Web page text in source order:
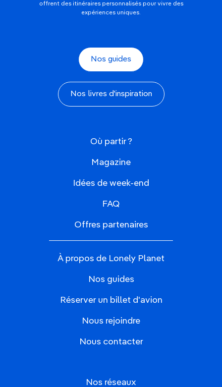
offrent des itinéraires personnalisés pour vivre des
expériences uniques.
Nos guides
Nos livres d'inspiration
Où partir ?
Magazine
Idées de week-end
FAQ
Offres partenaires
À propos de Lonely Planet
Nos guides
Réserver un billet d'avion
Nous rejoindre
Nous contacter
Nos réseaux